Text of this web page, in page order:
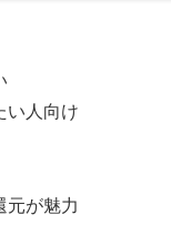
い人向け
元が魅力